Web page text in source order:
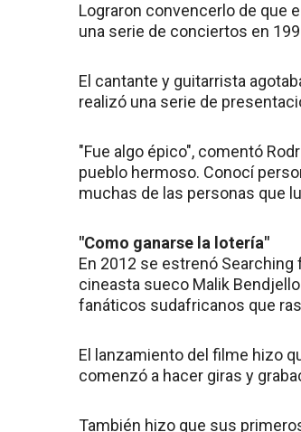
Lograron convencerlo de que
una serie de conciertos en
El cantante y guitarrista
realizó una serie de
"Fue algo épico", comentó
pueblo hermoso. Conocí
muchas de las personas que
"Como ganarse la lotería"
En 2012 se estrenó Searching
cineasta sueco Malik
fanáticos sudafricanos que
El lanzamiento del filme hizo
comenzó a hacer giras y
También hizo que sus